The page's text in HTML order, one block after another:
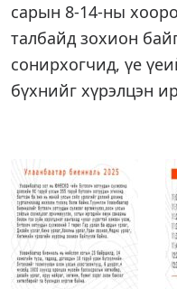
сарын 8-14-ны
талбайд зохион
сонирхогчид, үе
бүхнийг хүрэлцэн